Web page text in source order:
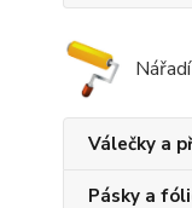
Válečky a
Pásky a